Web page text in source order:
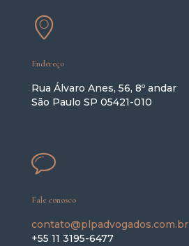
Endereço
Rua Álvaro Anes, 56, 8º andar
São Paulo SP 05421-010
Fale conosco
contato@plpadvogados.com.br
+55 11 3195-6477